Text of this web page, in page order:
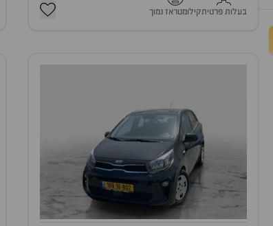
בעלות פרטיתקילומטראז נמוך